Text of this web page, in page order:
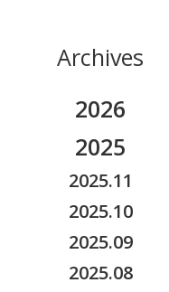
Archives
2026
2026.08
2026.07
2026.06
2026.05
2026.04
2025
2025.11
2025.10
2025.09
2025.08